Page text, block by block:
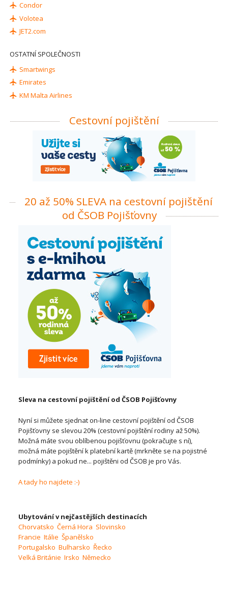
Condor
Volotea
JET2.com
OSTATNÍ SPOLEČNOSTI
Smartwings
Emirates
KM Malta Airlines
Cestovní pojištění
20 až 50% SLEVA na cestovní pojištění
od ČSOB Pojišťovny
Sleva na cestovní pojištění od ČSOB Pojišťovny
Nyní si můžete sjednat on-line cestovní pojištění od ČSOB
Pojišťovny se slevou 20% (cestovní pojištění rodiny až 50%).
Možná máte svou oblíbenou pojišťovnu (pokračujte s ní),
možná máte pojištění k platební kartě (mrkněte se na pojistné
podmínky) a pokud ne... pojištěni od ČSOB je pro Vás.
A tady ho najdete :-)
Ubytování v nejčastějších destinacích
Chorvatsko Černá Hora Slovinsko
Francie Itálie Španělsko
Portugalsko Bulharsko Řecko
Velká Británie Irsko Německo